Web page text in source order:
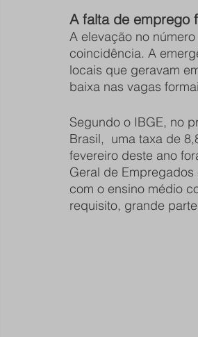
A falta de emprego
A elevação no
coincidência. A
locais que geravam
baixa nas vagas
Segundo o IBGE, no
Brasil,  uma taxa de
fevereiro deste ano
Geral de
com o ensino médio
requisito, grande